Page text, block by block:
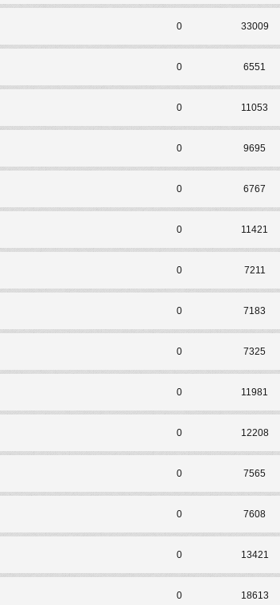
0 33009
0 6551
0 11053
0 9695
0 6767
0 11421
0 7211
0 7183
0 7325
0 11981
0 12208
0 7565
0 7608
0 13421
0 18613